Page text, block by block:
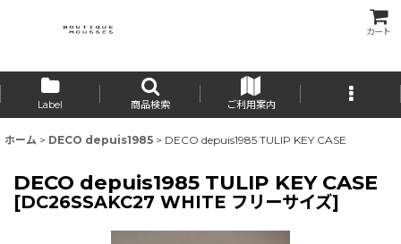
カート
Label 商品検索 ご利用案内
ホーム > DECO depuis1985 > DECO depuis1985 TULIP KEY CASE
DECO depuis1985 TULIP KEY CASE
[DC26SSAKC27 WHITE フリーサイズ]